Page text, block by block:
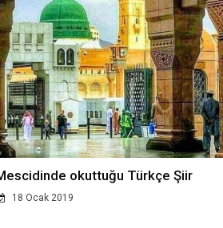
okuttuğu Türkçe Şiir
18 Ocak 2019